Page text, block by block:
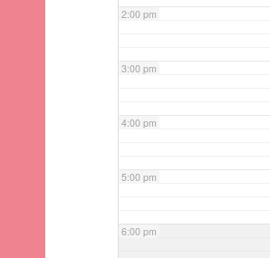
2:00 pm
3:00 pm
4:00 pm
5:00 pm
6:00 pm